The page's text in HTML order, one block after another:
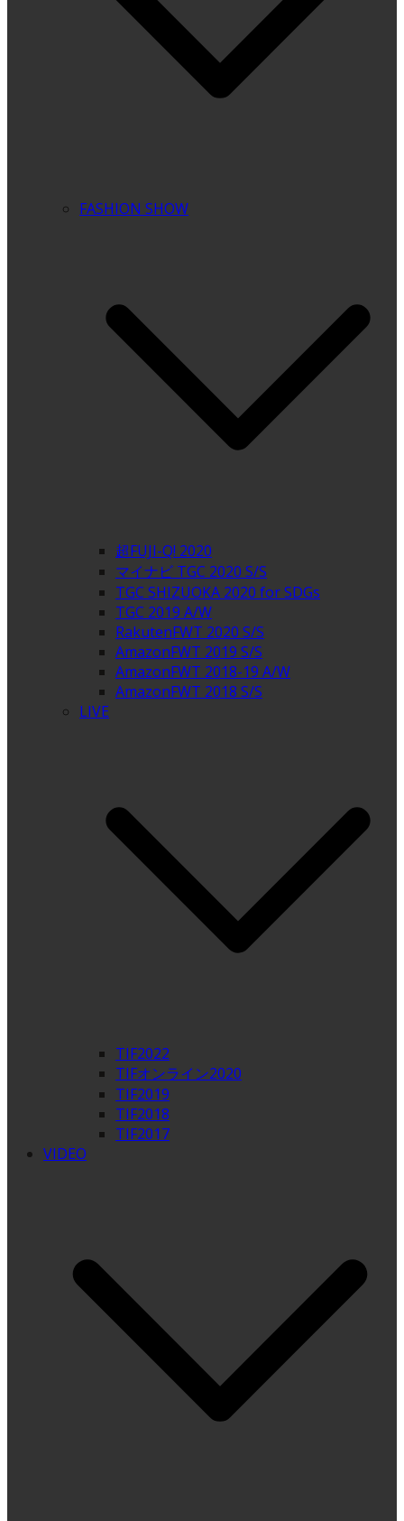
FASHION SHOW
超FUJI-Q! 2020
マイナビ TGC 2020 S/S
TGC SHIZUOKA 2020 for SDGs
TGC 2019 A/W
RakutenFWT 2020 S/S
AmazonFWT 2019 S/S
AmazonFWT 2018-19 A/W
AmazonFWT 2018 S/S
LIVE
TIF2022
TIFオンライン2020
TIF2019
TIF2018
TIF2017
VIDEO